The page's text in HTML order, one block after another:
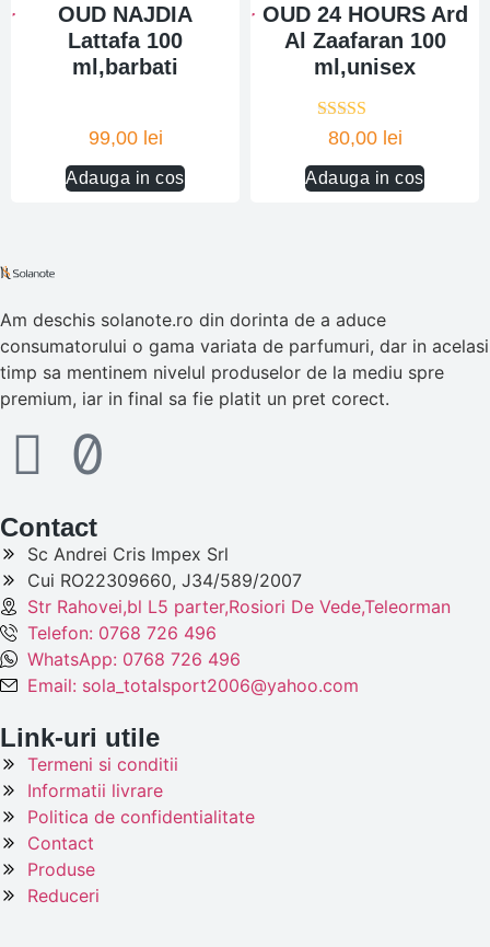
OUD NAJDIA
Lattafa 100
ml,barbati
99,00 lei
Adauga in cos
OUD 24 HOURS Ard
Al Zaafaran 100
ml,unisex
80,00 lei
Adauga in cos
Evaluat la
5.00
Am deschis solanote.ro din dorinta de a aduce
consumatorului o gama variata de parfumuri, dar in acelasi
timp sa mentinem nivelul produselor de la mediu spre
premium, iar in final sa fie platit un pret corect.
Contact
Sc Andrei Cris Impex Srl
Cui RO22309660, J34/589/2007
Str Rahovei,bl L5 parter,Rosiori De Vede,Teleorman
Telefon: 0768 726 496
WhatsApp: 0768 726 496
Email: sola_totalsport2006@yahoo.com
Link-uri utile
Termeni si conditii
Informatii livrare
Politica de confidentialitate
Contact
Produse
Reduceri